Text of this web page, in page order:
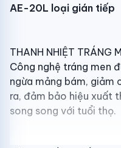
AE-20L loại gián tiếp
THANH NHIỆT TRÁNG
Công nghệ tráng men
ngừa mảng bám, giảm
ra, đảm bảo hiệu xuất
song song với tuổi thọ.